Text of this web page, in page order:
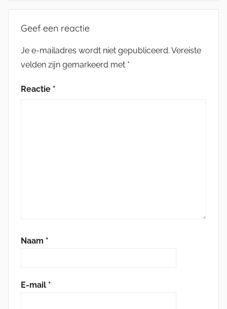
Geef een reactie
Je e-mailadres wordt niet gepubliceerd. Vereiste
velden zijn gemarkeerd met *
Reactie *
Naam *
E-mail *